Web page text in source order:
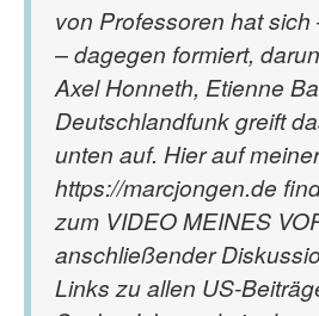
von Professoren hat
– dagegen formiert,
Axel Honneth, Etienne
Deutschlandfunk greift
unten auf. Hier auf
https://marcjongen.de
zum VIDEO MEINES
anschließender
Links zu allen US-